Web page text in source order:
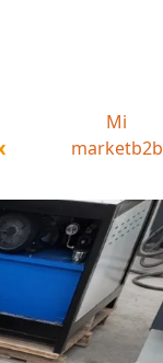
Mi
marketb2b